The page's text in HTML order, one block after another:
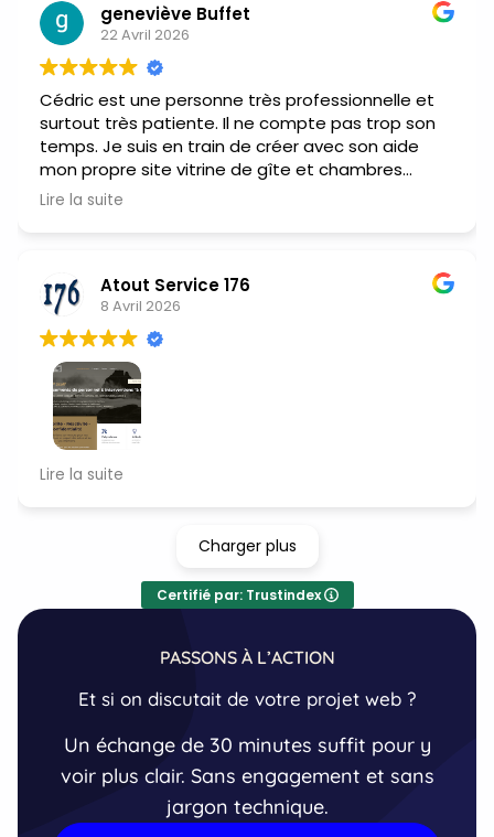
chaque étape du site internet de notre
entreprise Elsass Putz avec professionnalisme et
pédagogie. Le résultat est à la hauteur de mes
attentes. Merci encore pour ce suivi sérieux et
personnalisé. N'hésitez pas à faire appel à lui !
geneviève Buffet
22 Avril 2026
Cédric est une personne très professionnelle et
surtout très patiente. Il ne compte pas trop son
temps. Je suis en train de créer avec son aide
mon propre site vitrine de gîte et chambres
d'hôtes qui j'espère répondra pleinement à mes
Lire la suite
Atout Service 176
8 Avril 2026
Professionnalisme, accessibilité et efficacité !
mettre tout en place (migration, hébergement,
site...). Merci beaucoup Cédric !
Lire la suite
Charger plus
Certifié par: Trustindex
PASSONS À L’ACTION
Et si on discutait de votre projet web ?
Un échange de 30 minutes suffit pour y
voir plus clair. Sans engagement et sans
jargon technique.